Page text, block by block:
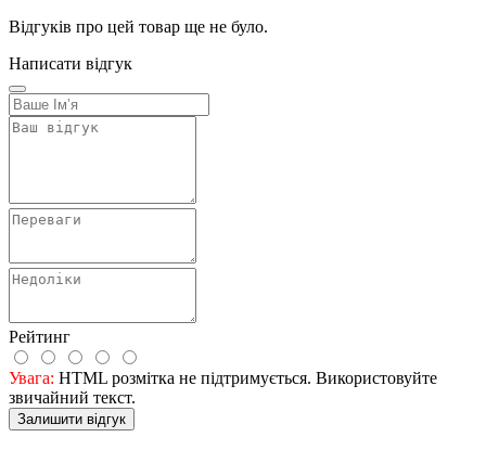
Відгуків про цей товар ще не було.
Написати відгук
Рейтинг
Увага: HTML розмітка не підтримується. Використовуйте
звичайний текст.
Залишити відгук